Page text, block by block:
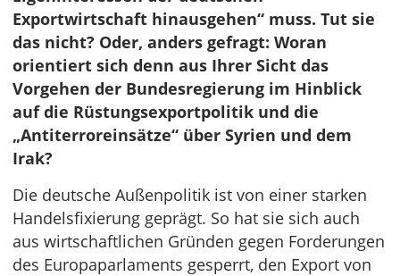
Exportwirtschaft hinausgehen“ muss. Tut sie
das nicht? Oder, anders gefragt: Woran
orientiert sich denn aus Ihrer Sicht das
Vorgehen der Bundesregierung im Hinblick
auf die Rüstungsexportpolitik und die
„Antiterroreinsätze“ über Syrien und dem
Irak?
Die deutsche Außenpolitik ist von einer starken
Handelsfixierung geprägt. So hat sie sich auch
aus wirtschaftlichen Gründen gegen Forderungen
des Europaparlaments gesperrt, den Export von